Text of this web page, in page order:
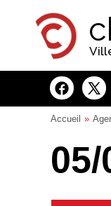
Accueil